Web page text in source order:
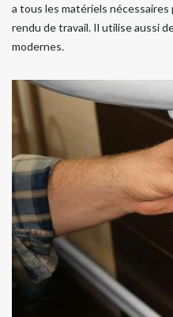
a tous les matériels
rendu de travail. Il utilise aussi
modernes.